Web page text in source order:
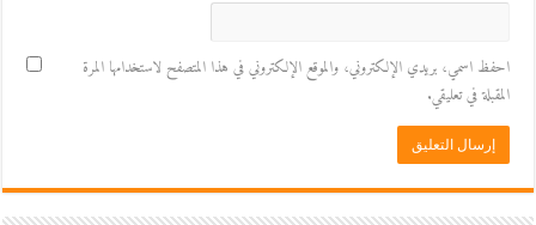
احفظ اسمي، بريدي الإلكتروني، والموقع الإلكتروني في هذا المتصفح لاستخدامها المرة
المقبلة في تعليقي.